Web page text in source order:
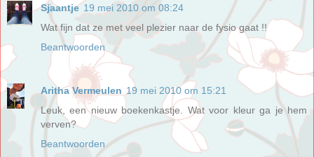
Sjaantje 19 mei 2010 om 08:24
Wat fijn dat ze met veel plezier naar de fysio gaat !!
Beantwoorden
Aritha Vermeulen 19 mei 2010 om 15:21
Leuk, een nieuw boekenkastje. Wat voor kleur ga je hem
verven?
Beantwoorden